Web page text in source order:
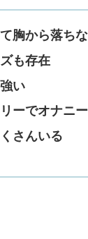
胸から落ち
も存在
い
ーでオナニ
さんいる